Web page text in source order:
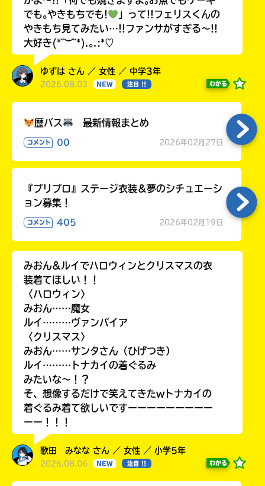
でも｡やきもちでも!
」って!!フェリスくんの
やきもち見てみたい…!!ファンサがすぎる〜!!
大好き(*˘︶˘*).｡.:*♡
ゆずは さん ／ 女性 ／ 中学3年
2026.08.03 NEW 注目 !! わかる
歴バス 最新情報まとめ
コメント 00 2026年02月27日
『プリプロ』ステージ衣装＆夢のシチュエーシ
ョン募集！
コメント 405 2026年02月19日
みおん&ルイでハロウィンとクリスマスの衣
装着てほしい！！
〈ハロウィン〉
みおん……魔女
ルイ………ヴァンパイア
〈クリスマス〉
みおん……サンタさん（ひげつき）
ルイ………トナカイの着ぐるみ
みたいな〜！？
そ、想像するだけで笑えてきたwトナカイの
着ぐるみ着て欲しいですーーーーーーーーー
ーー！！！
歌田 みなな さん ／ 女性 ／ 小学5年
2026.08.06 NEW 注目 !! わかる